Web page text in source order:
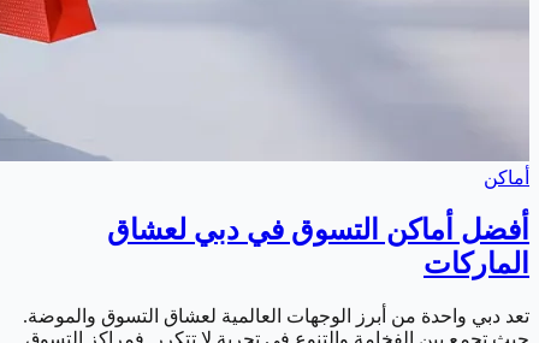
أماكن
أفضل أماكن التسوق في دبي لعشاق
الماركات
تعد دبي واحدة من أبرز الوجهات العالمية لعشاق التسوق والموضة.